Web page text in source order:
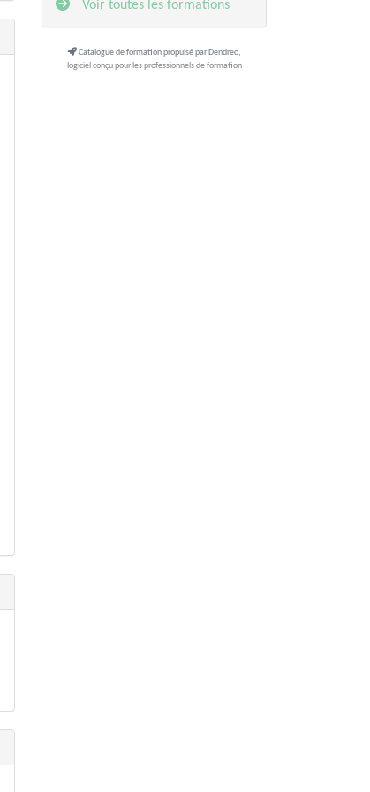
Voir toutes les formations
Catalogue de formation propulsé par Dendreo,
logiciel conçu pour les professionnels de formation